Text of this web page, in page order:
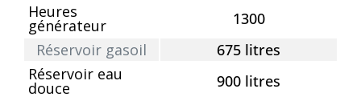
Heures
générateur
1300
Réservoir gasoil
675 litres
Réservoir eau
douce
900 litres